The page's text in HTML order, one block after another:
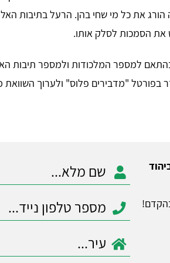
את כל מי שחי בהן. הרעל בתיבות
את הסמכות לסלק אותו.
למספר המלכודות ולמספר תיבות
בפורטל "מדבירים פלוס" ולערוך השוואת